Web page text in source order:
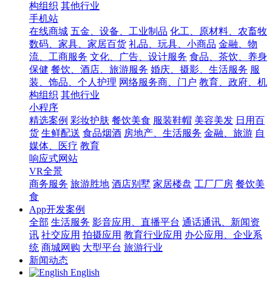
构组织 其他行业
手机站
在线商城 五金、设备、工业制品 化工、原材料、农畜牧
数码、家具、家居百货 礼品、玩具、小商品 金融、物
流、工商服务 文化、广告、设计服务 食品、茶饮、养身
保健 餐饮、酒店、旅游服务 婚庆、摄影、生活服务 服
装、饰品、个人护理 网络服务商、门户 教育、政府、机
构组织 其他行业
小程序
精选案例 彩妆护肤 餐饮美食 服装鞋帽 美容美发 日用百
货 生鲜配送 食品烟酒 房地产、生活服务 金融、旅游 自
媒体、医疗 教育
响应式网站
VR全景
商务服务 旅游胜地 酒店别墅 家居楼盘 工厂厂房 餐饮美
食
App开发案例
全部 生活服务 影音应用、直播平台 通话通讯、新闻资
讯 社交应用 拍摄应用 教育行业应用 办公应用、企业系
统 商城网购 大型平台 旅游行业
新闻动态
English